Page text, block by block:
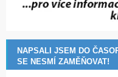
NAPSALI JSEM DO
SE NESMÍ ZAMĚŇOVAT!